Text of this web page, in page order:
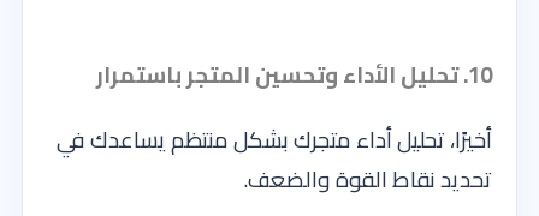
10. تحليل الأداء وتحسين المتجر باستمرار
أخيرًا، تحليل أداء متجرك بشكل منتظم يساعدك في
تحديد نقاط القوة والضعف.